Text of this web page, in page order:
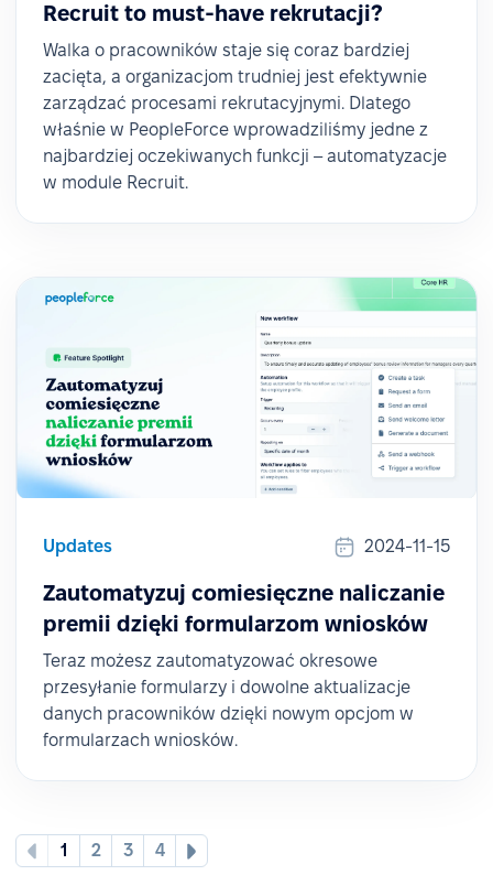
Recruit to must-have rekrutacji?
Walka o pracowników staje się coraz bardziej
zacięta, a organizacjom trudniej jest efektywnie
zarządzać procesami rekrutacyjnymi. Dlatego
właśnie w PeopleForce wprowadziliśmy jedne z
najbardziej oczekiwanych funkcji – automatyzacje
w module Recruit.
Updates 2024-11-15
Zautomatyzuj comiesięczne naliczanie
premii dzięki formularzom wniosków
Teraz możesz zautomatyzować okresowe
przesyłanie formularzy i dowolne aktualizacje
danych pracowników dzięki nowym opcjom w
formularzach wniosków.
1 2 3 4